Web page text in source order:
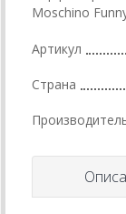
Moschino
Артикул
Страна